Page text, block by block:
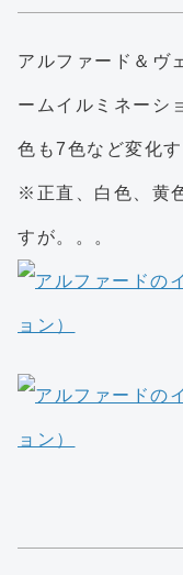
アルファード＆ヴ
ームイルミネーシ
色も7色など変化す
※正直、白色、黄
すが。。。